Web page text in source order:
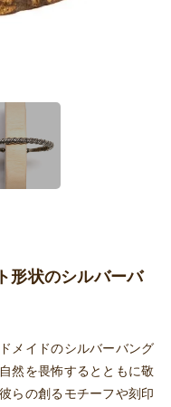
形状のシルバーバ
メイドのシルバーバング
然を畏怖するとともに敬
らの創るモチーフや刻印